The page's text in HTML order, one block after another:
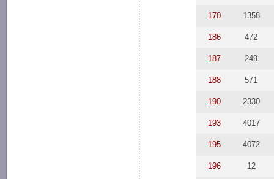
170 1358
186 472
187 249
188 571
190 2330
193 4017
195 4072
196 12